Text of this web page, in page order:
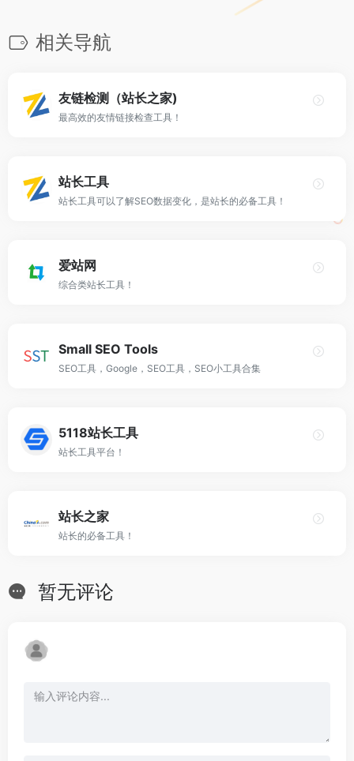
相关导航
友链检测（站长之家)
最高效的友情链接检查工具！
站长工具
站长工具可以了解SEO数据变化，是站长的必备工具！
爱站网
综合类站长工具！
Small SEO Tools
SEO工具，Google，SEO工具，SEO小工具合集
5118站长工具
站长工具平台！
站长之家
站长的必备工具！
暂无评论